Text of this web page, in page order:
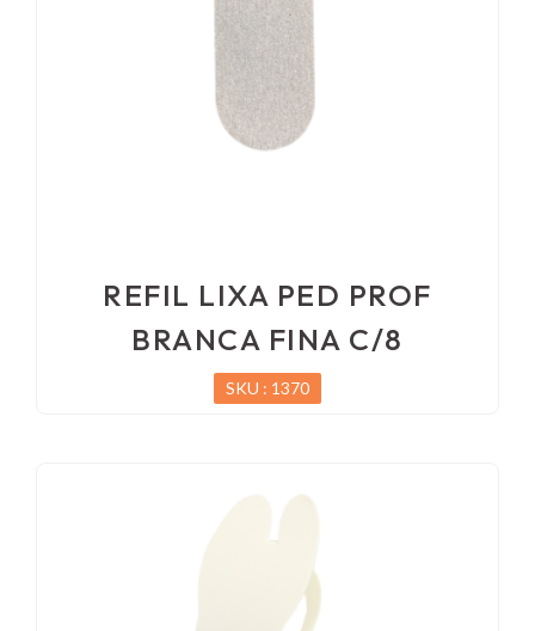
REFIL LIXA PED PROF
BRANCA FINA C/8
SKU : 1370